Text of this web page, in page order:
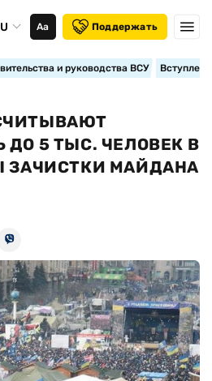
Аа Поддержать
и руководства ВСУ
ДО 5 ТЫС. ЧЕЛОВЕК В
ЗАЧИСТКИ МАЙДАНА